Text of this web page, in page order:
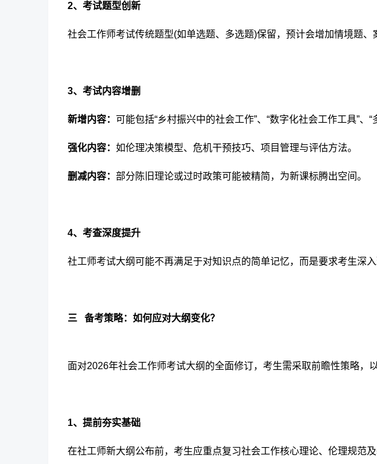
2、考试题型创新
社会工作师考试传统题型(如单选题、多选题)保留， 预计会增加情境题、
3、考试内容增删
新增内容： 可能包括“乡村振兴中的社会工作”、“数字化社会工作工具”、
强化内容： 如伦理决策模型、危机干预技巧、项目管理与评估方法。
删减内容： 部分 陈旧理论或过时政策可能被精简，为新课标腾出空间。
4、考查深度提升
社工师考试大纲可能不再满足于对知识点的简单记忆，而是要求考生深
三 备考策略：如何应对大纲变化？
面对2026年社会工作师考试大纲的全面修订，考生需采取前瞻性策略，以
1、提前夯实基础
在社工师新大纲公布前，考生应重点复习社会工作核心理论、伦理规范